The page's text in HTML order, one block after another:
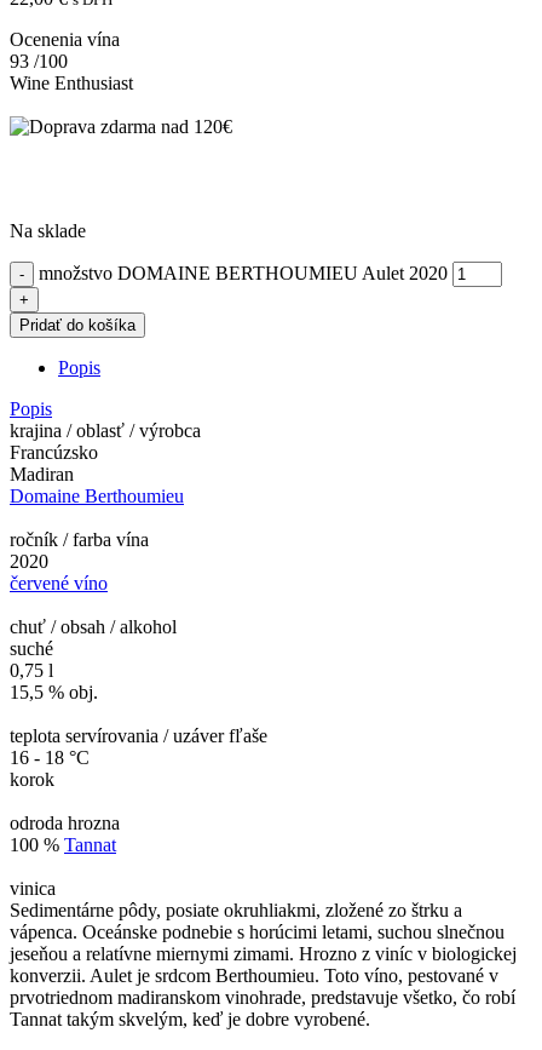
Ocenenia vína
93 /100
Wine Enthusiast
Na sklade
množstvo DOMAINE BERTHOUMIEU Aulet 2020
Pridať do košíka
Popis
Popis
krajina / oblasť / výrobca
Francúzsko
Madiran
Domaine Berthoumieu
ročník / farba vína
2020
červené víno
chuť / obsah / alkohol
suché
0,75 l
15,5 % obj.
teplota servírovania / uzáver fľaše
16 - 18 °C
korok
odroda hrozna
100 % Tannat
vinica
Sedimentárne pôdy, posiate okruhliakmi, zložené zo štrku a
vápenca. Oceánske podnebie s horúcimi letami, suchou slnečnou
jeseňou a relatívne miernymi zimami. Hrozno z viníc v biologickej
konverzii. Aulet je srdcom Berthoumieu. Toto víno, pestované v
prvotriednom madiranskom vinohrade, predstavuje všetko, čo robí
Tannat takým skvelým, keď je dobre vyrobené.